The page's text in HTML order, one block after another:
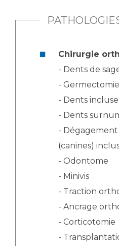
Chirurgie
- Dents de
- Germectomie
- Dents
- Dents
-
(canines)
- Odontome
- Minivis
- Traction
- Ancrage
- Corticotomie
-